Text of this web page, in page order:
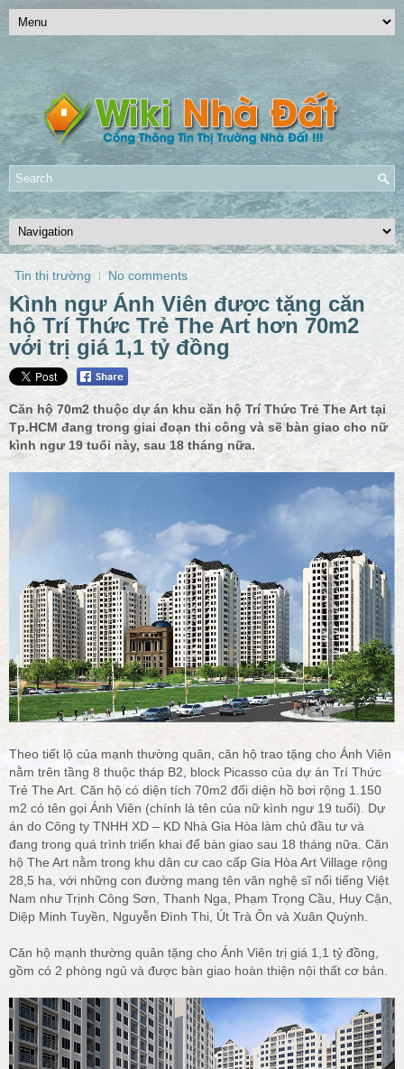
Tin thị trường No comments
Kình ngư Ánh Viên được tặng căn
hộ Trí Thức Trẻ The Art hơn 70m2
với trị giá 1,1 tỷ đồng
Căn hộ 70m2 thuộc dự án khu căn hộ Trí Thức Trẻ The Art tại
Tp.HCM đang trong giai đoạn thi công và sẽ bàn giao cho nữ
kình ngư 19 tuổi này, sau 18 tháng nữa.
Theo tiết lộ của mạnh thường quân, căn hộ trao tặng cho Ánh Viên
nằm trên tầng 8 thuộc tháp B2, block Picasso của dự án Trí Thức
Trẻ The Art. Căn hộ có diện tích 70m2 đối diện hồ bơi rộng 1.150
m2 có tên gọi Ánh Viên (chính là tên của nữ kình ngư 19 tuổi). Dự
án do Công ty TNHH XD – KD Nhà Gia Hòa làm chủ đầu tư và
đang trong quá trình triển khai để bàn giao sau 18 tháng nữa. Căn
hộ The Art nằm trong khu dân cư cao cấp Gia Hòa Art Village rộng
28,5 ha, với những con đường mang tên văn nghệ sĩ nổi tiếng Việt
Nam như Trịnh Công Sơn, Thanh Nga, Phạm Trọng Cầu, Huy Cận,
Diệp Minh Tuyền, Nguyễn Đình Thi, Út Trà Ôn và Xuân Quỳnh.
Căn hộ mạnh thường quân tặng cho Ánh Viên trị giá 1,1 tỷ đồng,
gồm có 2 phòng ngủ và được bàn giao hoàn thiện nội thất cơ bản.